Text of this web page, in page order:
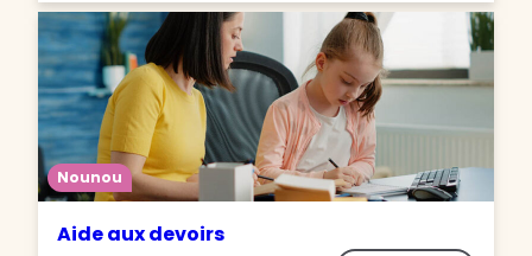
Nounou
Aide aux devoirs